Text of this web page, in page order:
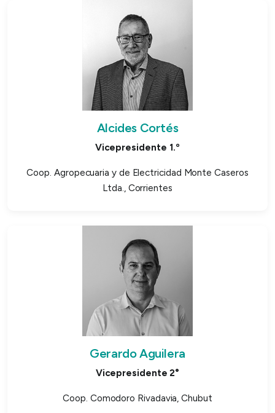
Alcides Cortés
Vicepresidente 1.º
Coop. Agropecuaria y de Electricidad Monte Caseros
Ltda., Corrientes
Gerardo Aguilera
Vicepresidente 2°
Coop. Comodoro Rivadavia, Chubut